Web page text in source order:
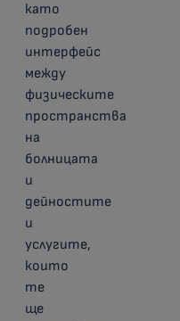
като
подробен
интерфейс
между
физическите
пространства
на
болницата
и
дейностите
и
услугите,
които
те
ще